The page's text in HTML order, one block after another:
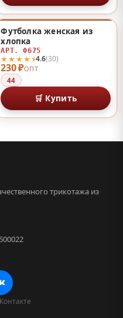
230 ₽ОПТ
★★★★⯨4.6(30)
Футболка женская из
хлопка
АРТ. Ф675
44
🛒 Купить
трикотажа из